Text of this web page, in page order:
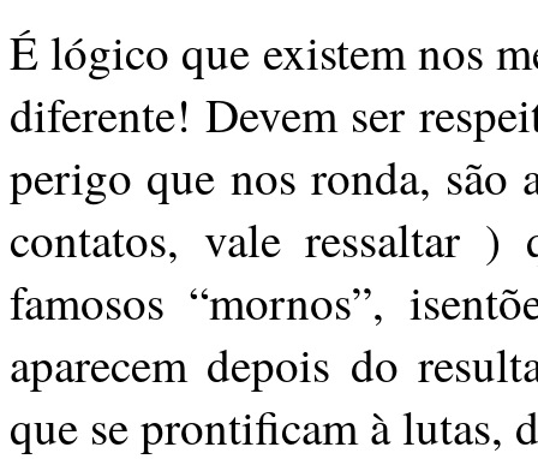
É lógico que existem nos
diferente! Devem ser
perigo que nos ronda, são
contatos, vale ressaltar )
famosos “mornos”,
aparecem depois do
que se prontificam à lutas,